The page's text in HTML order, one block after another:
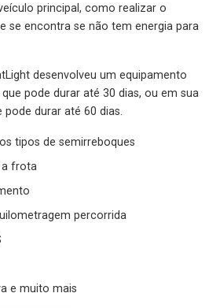
principal, como realizar o
se encontra se não tem energia para
desenvolveu um equipamento
pode durar até 30 dias, ou em sua
durar até 60 dias.
tipos de semirreboques
a frota
percorrida
e muito mais